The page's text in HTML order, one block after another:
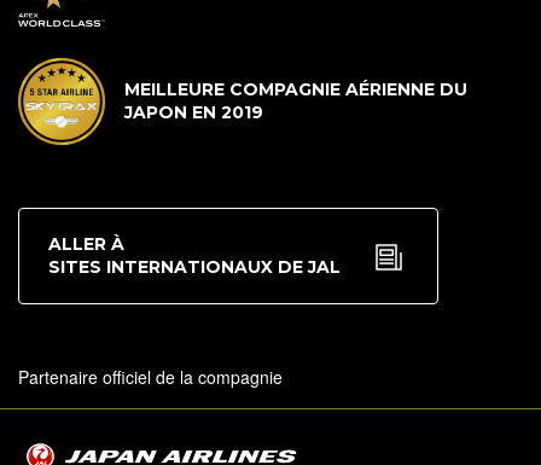
MEILLEURE COMPAGNIE AÉRIENNE DU
JAPON EN 2019
ALLER À
SITES INTERNATIONAUX DE JAL
Partenaire officiel de la compagnie